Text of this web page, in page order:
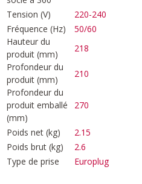
Tension (V)
220-240
Fréquence (Hz)
50/60
Hauteur du
produit (mm)
218
Profondeur du
produit (mm)
210
Profondeur du
produit emballé
(mm)
270
Poids net (kg)
2.15
Poids brut (kg)
2.6
Type de prise
Europlug